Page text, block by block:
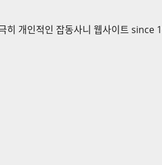
히 개인적인 잡동사니 웹사이트 since